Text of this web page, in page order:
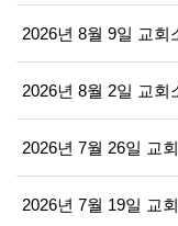
2026년 8월 9일 교회
2026년 8월 2일 교회
2026년 7월 26일 교
2026년 7월 19일 교